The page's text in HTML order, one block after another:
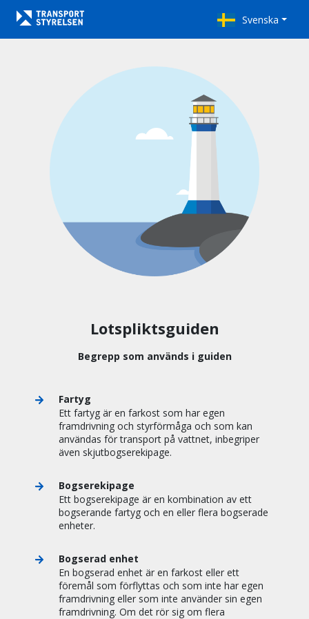
Svenska
Lotspliktsguiden
Begrepp som används i guiden
Fartyg
Ett fartyg är en farkost som har egen
framdrivning och styrförmåga och som kan
användas för transport på vattnet, inbegriper
även skjutbogserekipage.
Bogserekipage
Ett bogserekipage är en kombination av ett
bogserande fartyg och en eller flera bogserade
enheter.
Bogserad enhet
En bogserad enhet är en farkost eller ett
föremål som förflyttas och som inte har egen
framdrivning eller som inte använder sin egen
framdrivning. Om det rör sig om flera